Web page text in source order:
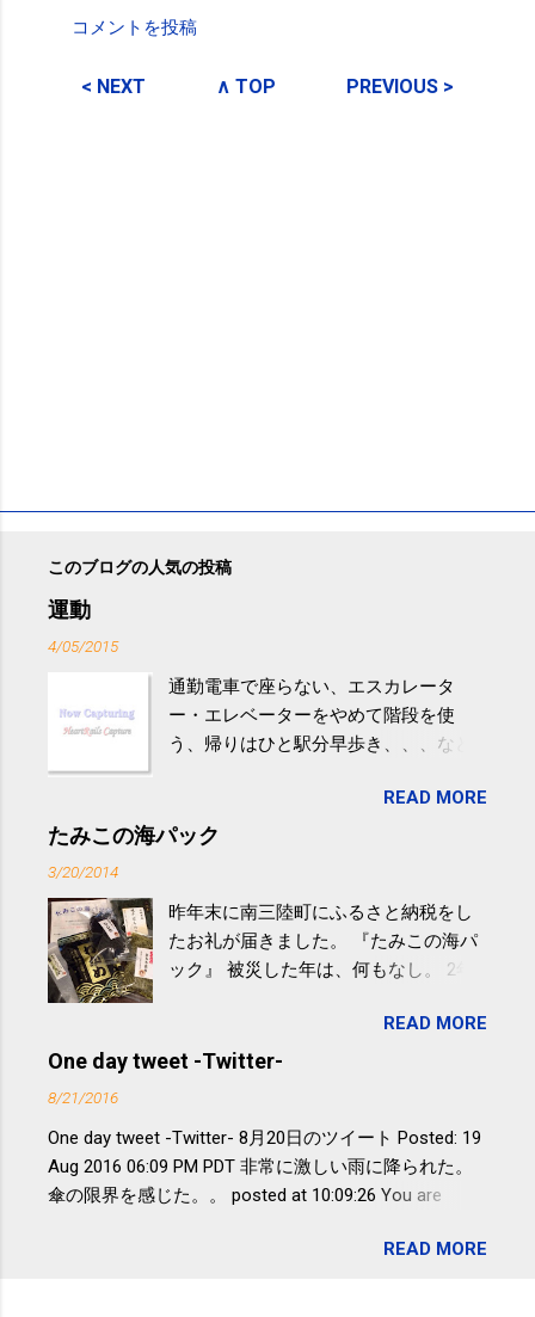
メ
コメントを投稿
< NEXT ∧ TOP PREVIOUS >
このブログの人気の投稿
運動
4/05/2015
通勤電車で座らない、エスカレータ
ー・エレベーターをやめて階段を使
う、帰りはひと駅分早歩き、、、など
やすい。 スポーツウェア・シューズで
するものだけが運動ではない。 食べ
けると改善する、との結果を筑波大の
研究チームが発表した。改善が期待で
きるのは、過度の飲酒が原因ではない
減らなくても効果があるという。 正田
教授は「汗ばむ程度の運動を毎日３０
波大「減量しなくても効果」 - ニュー
ス - アピタル（医療・健康）
READ MORE
たみこの海パック
3/20/2014
昨年末に南三陸町にふるさと納税をし
たお礼が届きました。 『たみこの海パ
ック』 被災した年は、何もなし。 2年
が『たみこの海パック』。 ボランティ
アや募金が苦手で、、、被災地の少し
全く考えていなかったので、貰えると
少しづつ復興してる感が伝わってきて
嬉しいです。 あと、ふるさと納税が節
ですが、節税になるほど稼げていない
READ MORE
One day tweet -Twitter-
8/21/2016
One day tweet -Twitter- 8月20日のツイート Posted: 19
Aug 2016 06:09 PM PDT 非常に激しい雨に降られた。
傘の限界を感じた。。 posted at 10:09:26 You are
SAKUMA(@SPC_Sakuma) - Twilog . To stop receiving
READ MORE